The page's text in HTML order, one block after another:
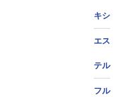
キシ
エス
テル
フル